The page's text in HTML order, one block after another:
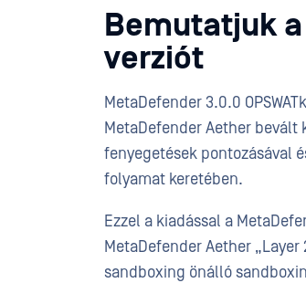
Bemutatjuk
verziót
MetaDefender 3.0.0
MetaDefender Aether
fenyegetések pontozásával
folyamat keretében.
Ezzel a kiadással a
MetaDefender Aether
sandboxing önálló